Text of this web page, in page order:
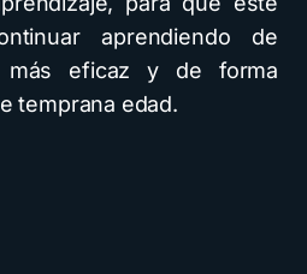
aprendiendo de
más eficaz y de forma
temprana edad.